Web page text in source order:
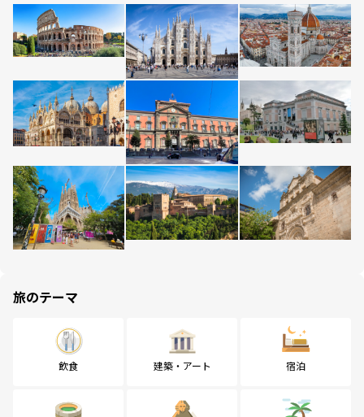
旅のテーマ
飲食 建築・アート 宿泊